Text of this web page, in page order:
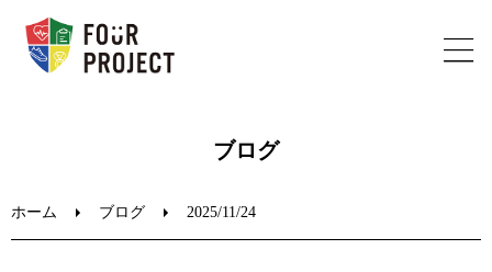
ブログ
ホーム ブログ 2025/11/24